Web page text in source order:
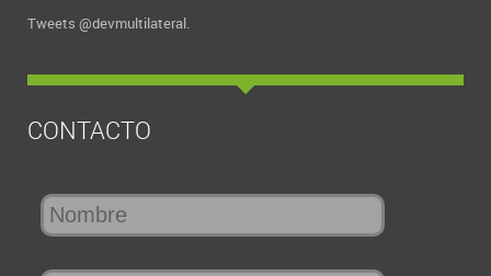
Tweets @devmultilateral.
CONTACTO